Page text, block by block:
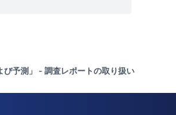
び予測」 - 調査レポートの取り扱い